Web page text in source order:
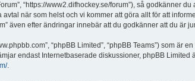
“https://www2.difhockey.se/forum”), så
när som helst och vi kommer att göra allt för att
även efter ändringar innebär att du godkänner att du är
“phpBB Limited”, “phpBB Teams”) som är
endast Internetbaserade diskussioner, phpBB
.